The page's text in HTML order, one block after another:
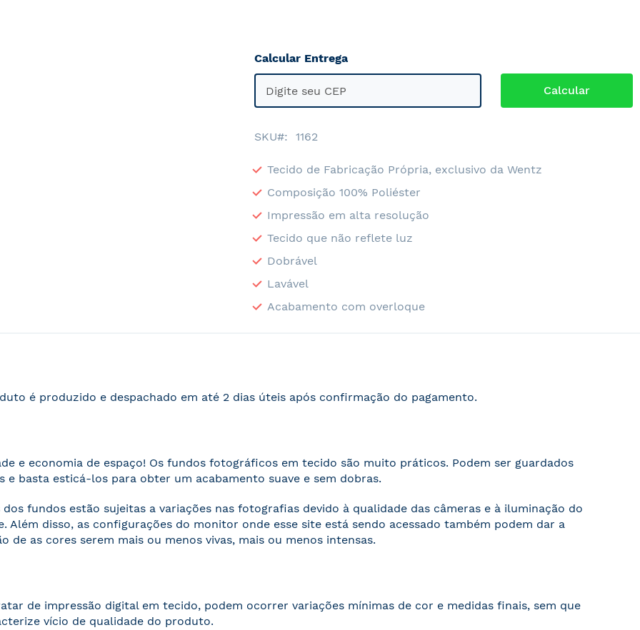
Calcular Entrega
SKU 1162
Tecido de Fabricação Própria, exclusivo da Wentz
Composição 100% Poliéster
Impressão em alta resolução
Tecido que não reflete luz
Dobrável
Lavável
Acabamento com overloque
é produzido e despachado em até 2 dias úteis após confirmação do pagamento.
e economia de espaço! Os fundos fotográficos em tecido são muito práticos. Podem ser guardados
e basta esticá-los para obter um acabamento suave e sem dobras.
dos fundos estão sujeitas a variações nas fotografias devido à qualidade das câmeras e à iluminação do
Além disso, as configurações do monitor onde esse site está sendo acessado também podem dar a
de as cores serem mais ou menos vivas, mais ou menos intensas.
de impressão digital em tecido, podem ocorrer variações mínimas de cor e medidas finais, sem que
vício de qualidade do produto.